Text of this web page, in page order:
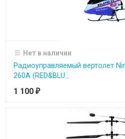
Нет в наличии
Радиоуправляемый вертолет
260A (RED&BLU...
1 100 ₽